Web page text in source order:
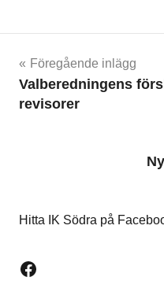
Föregående inlägg
Valberedningens
revisorer
Hitta IK Södra på
Facebook